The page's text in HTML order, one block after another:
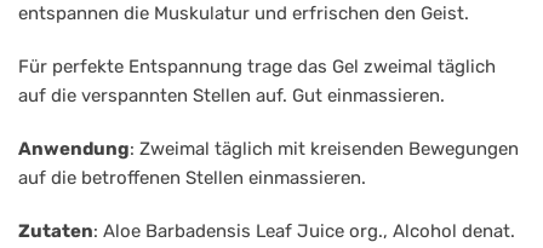
entspannen die Muskulatur und erfrischen den Geist.
Für perfekte Entspannung trage das Gel zweimal täglich
auf die verspannten Stellen auf. Gut einmassieren.
Anwendung: Zweimal täglich mit kreisenden Bewegungen
auf die betroffenen Stellen einmassieren.
Zutaten: Aloe Barbadensis Leaf Juice org., Alcohol denat.